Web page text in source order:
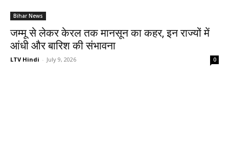
Bihar News
जम्मू से लेकर केरल तक मानसून का कहर, इन राज्यों में
आंधी और बारिश की संभावना
LTV Hindi - July 9, 2026 0